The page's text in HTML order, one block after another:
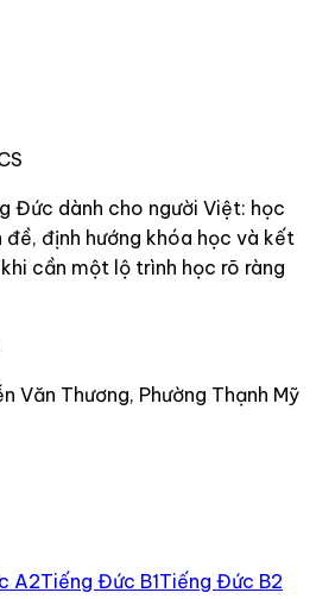
Đức dành cho người Việt: học
đề, định hướng khóa học và kết
cần một lộ trình học rõ ràng
Văn Thương, Phường Thạnh Mỹ
A2Tiếng Đức B1Tiếng Đức B2